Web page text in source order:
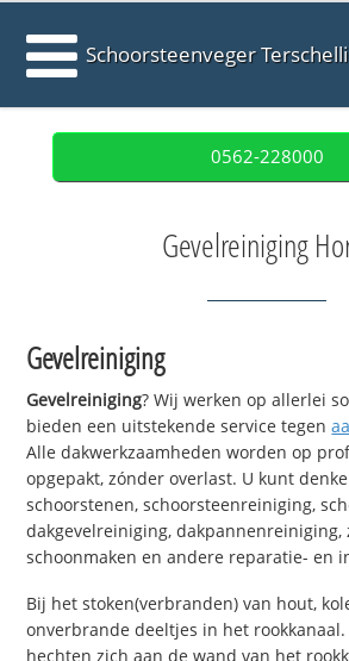
Schoorsteenveger
0562-228000
Gevelreiniging
Gevelreiniging
Gevelreiniging? Wij werken op allerlei
bieden een uitstekende service tegen
Alle dakwerkzaamheden worden op
opgepakt, zónder overlast. U kunt
schoorstenen, schoorsteenreiniging,
dakgevelreiniging, dakpannenreiniging,
schoonmaken en andere reparatie- en
Bij het stoken(verbranden) van hout,
onverbrande deeltjes in het rookkanaal.
hechten zich aan de wand van het